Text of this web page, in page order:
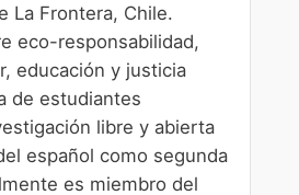
La Frontera, Chile.
eco-responsabilidad,
educación y justicia
de estudiantes
libre y abierta
español como segunda
es miembro del